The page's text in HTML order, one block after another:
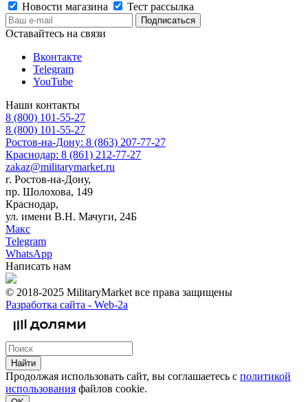
Новости магазина
Тест рассылка
Оставайтесь на связи
Вконтакте
Telegram
YouTube
Наши контакты
8 (800) 101-55-27
8 (800) 101-55-27
Ростов-на-Дону: 8 (863) 207-77-27
Краснодар: 8 (861) 212-77-27
zakaz@militarymarket.ru
г. Ростов-на-Дону,
пр. Шолохова, 149
Краснодар,
ул. имени В.Н. Мачуги, 24Б
Макс
Telegram
WhatsApp
Написать нам
© 2018-2025 MilitaryMarket все права защищены
Разработка сайта - Web-2a
Найти
Продолжая использовать сайт, вы соглашаетесь с политикой
использования файлов cookie.